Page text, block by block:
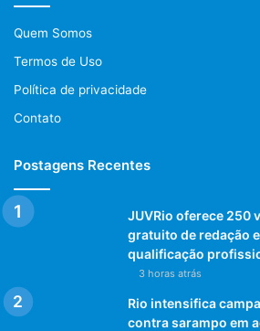
Quem Somos
Termos de Uso
Política de privacidade
Contato
Postagens Recentes
JUVRio oferece 250
gratuito de redação
qualificação
3 horas atrás
Rio intensifica
contra sarampo em